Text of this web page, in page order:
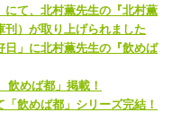
て、北村薫先生の『北村薫
）が取り上げられました
」に北村薫先生の『飲めば
めば都」掲載！
飲めば都」シリーズ完結！